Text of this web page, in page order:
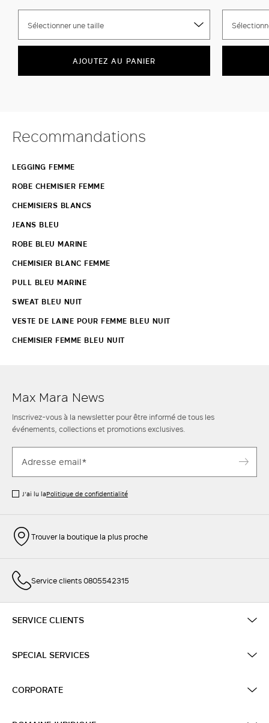
Sélectionner une taille
AJOUTEZ AU PANIER
Recommandations
LEGGING FEMME
ROBE CHEMISIER FEMME
CHEMISIERS BLANCS
JEANS BLEU
ROBE BLEU MARINE
CHEMISIER BLANC FEMME
PULL BLEU MARINE
SWEAT BLEU NUIT
VESTE DE LAINE POUR FEMME BLEU NUIT
CHEMISIER FEMME BLEU NUIT
Max Mara News
Inscrivez-vous à la newsletter pour être informé de tous les
événements, collections et promotions exclusives.
J’ai lu laPolitique de confidentialité
Trouver la boutique la plus proche
Service clients 0805542315
SERVICE CLIENTS
SPECIAL SERVICES
CORPORATE